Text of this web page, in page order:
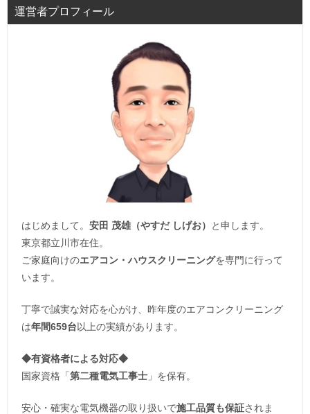
運営者プロフィール
はじめまして。 安田 茂雄（やすだ しげお）
と申します。
東京都立川市在住。
ご家庭向けのエアコン・ハウスクリーニングを専門に行って
います。
丁寧で誠実な対応を心がけ、昨年度のエアコンクリーニング
は年間659台以上の実績があります。
◆有資格者による対応◆
国家資格「第二種電気工事士 」を保有。
安心・確実な電気機器の取り扱いで施工品質も保証されま